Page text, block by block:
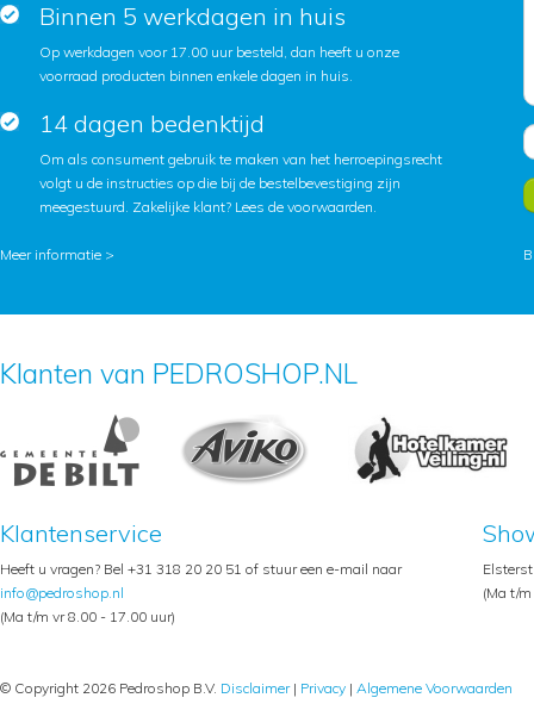
Binnen 5 werkdagen in huis
Op werkdagen voor 17.00 uur besteld, dan heeft u onze
voorraad producten binnen enkele dagen in huis.
14 dagen bedenktijd
Om als consument gebruik te maken van het herroepingsrecht
volgt u de instructies op die bij de bestelbevestiging zijn
meegestuurd. Zakelijke klant? Lees de voorwaarden.
Meer informatie >
Klanten van PEDROSHOP.NL
Klantenservice
Heeft u vragen? Bel +31 318 20 20 51 of stuur een e-mail naar
info@pedroshop.nl
(Ma t/m vr 8.00 - 17.00 uur)
(Ma t/
© Copyright 2026 Pedroshop B.V. Disclaimer| Privacy | Algemene Voorwaarden